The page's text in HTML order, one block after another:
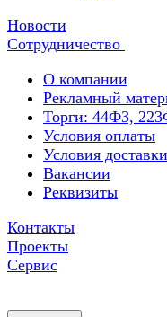
Новости
Сотрудничество
О компании
Рекламный
Торги: 44ФЗ,
Условия оплаты
Условия доставки
Вакансии
Реквизиты
Контакты
Проекты
Сервис